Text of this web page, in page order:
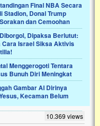
Final NBA Secara
Stadion, Donal Trump
dan Cemoohan
Dipaksa Berlutut:
Cara Israel Siksa Aktivis
Menggerogoti Tentara
Bunuh Diri Meningkat
Gambar AI Dirinya
Kecaman Belum
10.369 views
Mangkrak, Masjid di
Mengenaskan. Ayo Bantu.!!
di Kampung Cilumbu ini sungguh
Lima tahun mangkrak, kini nyaris